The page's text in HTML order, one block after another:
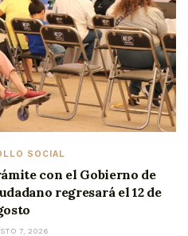
SOCIAL
con el Gobierno de
regresará el 12 de
7, 2026